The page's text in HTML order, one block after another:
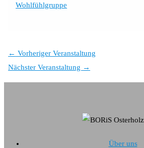
Wohlfühlgruppe
← Vorheriger Veranstaltung
Nächster Veranstaltung →
Über uns